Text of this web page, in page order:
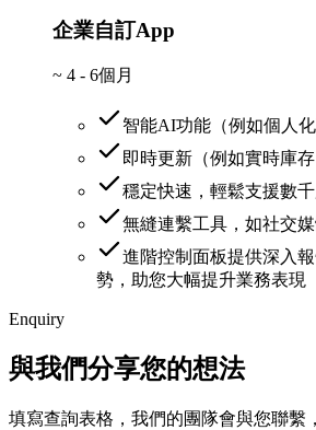
企業自訂App
~ 4 - 6個月
智能AI功能（例如個人
即時更新（例如實時庫存
穩定快速，輕鬆支援數
無縫連繫工具，如社交
進階控制面板提供深入
勢，助您大幅提升業務表現
Enquiry
與我們分享您的想法
填寫查詢表格，我們的團隊會與您聯繫